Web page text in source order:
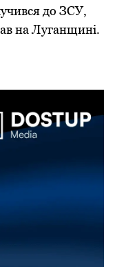
дo ЗСУ,
на Луганщині.